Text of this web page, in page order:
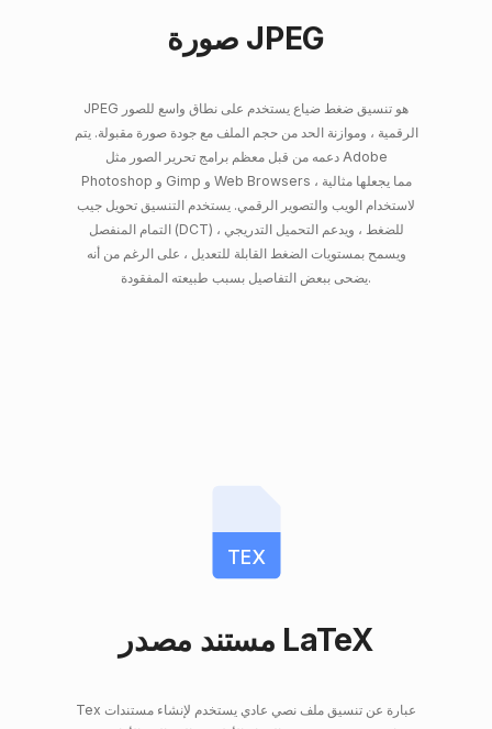
صورة JPEG
JPEG هو تنسيق ضغط ضياع يستخدم على نطاق واسع للصور
الرقمية ، وموازنة الحد من حجم الملف مع جودة صورة مقبولة. يتم
دعمه من قبل معظم برامج تحرير الصور مثل Adobe
Photoshop و Gimp و Web Browsers ، مما يجعلها مثالية
لاستخدام الويب والتصوير الرقمي. يستخدم التنسيق تحويل جيب
التمام المنفصل (DCT) للضغط ، ويدعم التحميل التدريجي ،
ويسمح بمستويات الضغط القابلة للتعديل ، على الرغم من أنه
يضحى ببعض التفاصيل بسبب طبيعته المفقودة.
TEX
مستند مصدر LaTeX
Tex عبارة عن تنسيق ملف نصي عادي يستخدم لإنشاء مستندات